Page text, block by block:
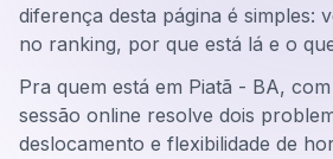
diferença desta página é simples:
no ranking, por que está lá e o
Pra quem está em Piatã - BA,
sessão online resolve dois
deslocamento e flexibilidade de